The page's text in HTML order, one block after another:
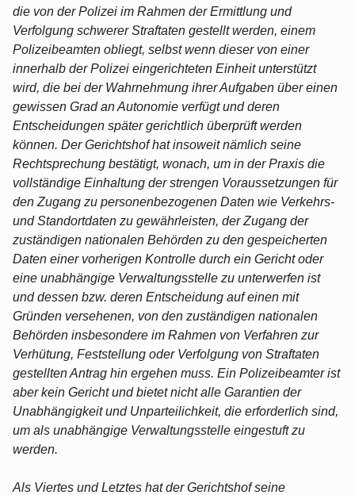
die von der Polizei im Rahmen der Ermittlung und
Verfolgung schwerer Straftaten gestellt werden, einem
Polizeibeamten obliegt, selbst wenn dieser von einer
innerhalb der Polizei eingerichteten Einheit unterstützt
wird, die bei der Wahrnehmung ihrer Aufgaben über einen
gewissen Grad an Autonomie verfügt und deren
Entscheidungen später gerichtlich überprüft werden
können. Der Gerichtshof hat insoweit nämlich seine
Rechtsprechung bestätigt, wonach, um in der Praxis die
vollständige Einhaltung der strengen Voraussetzungen für
den Zugang zu personenbezogenen Daten wie Verkehrs-
und Standortdaten zu gewährleisten, der Zugang der
zuständigen nationalen Behörden zu den gespeicherten
Daten einer vorherigen Kontrolle durch ein Gericht oder
eine unabhängige Verwaltungsstelle zu unterwerfen ist
und dessen bzw. deren Entscheidung auf einen mit
Gründen versehenen, von den zuständigen nationalen
Behörden insbesondere im Rahmen von Verfahren zur
Verhütung, Feststellung oder Verfolgung von Straftaten
gestellten Antrag hin ergehen muss. Ein Polizeibeamter ist
aber kein Gericht und bietet nicht alle Garantien der
Unabhängigkeit und Unparteilichkeit, die erforderlich sind,
um als unabhängige Verwaltungsstelle eingestuft zu
werden.
Als Viertes und Letztes hat der Gerichtshof seine